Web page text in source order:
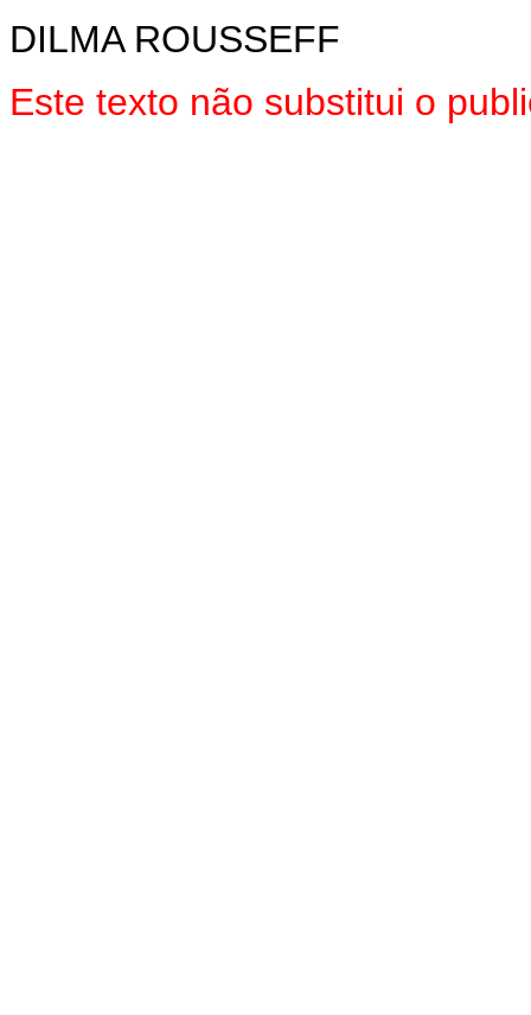
DILMA ROUSSEFF
Este texto não substitui o